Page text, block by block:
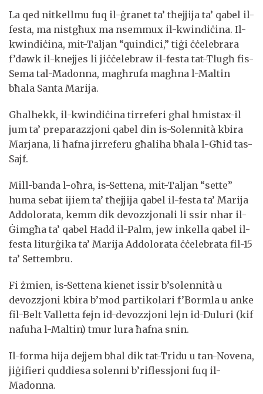
La qed nitkellmu fuq il-ġranet ta’ tħejjija ta’ qabel il-
festa, ma nistgħux ma nsemmux il-kwindiċina. Il-
kwindiċina, mit-Taljan “quindici,” tiġi ċċelebrara
f’dawk il-knejjes li jiċċelebraw il-festa tat-Tlugħ fis-
Sema tal-Madonna, magħrufa magħna l-Maltin
bħala Santa Marija.
Għalhekk, il-kwindiċina tirreferi għal ħmistax-il
jum ta’ preparazzjoni qabel din is-Solennità kbira
Marjana, li ħafna jirreferu għaliha bħala l-Għid tas-
Sajf.
Mill-banda l-oħra, is-Settena, mit-Taljan “sette”
huma sebat ijiem ta’ tħejjija qabel il-festa ta’ Marija
Addolorata, kemm dik devozzjonali li ssir nhar il-
Ġimgħa ta’ qabel Ħadd il-Palm, jew inkella qabel il-
festa liturġika ta’ Marija Addolorata ċċelebrata fil-15
ta’ Settembru.
Fi żmien, is-Settena kienet issir b’solennità u
devozzjoni kbira b’mod partikolari f’Bormla u anke
fil-Belt Valletta fejn id-devozzjoni lejn id-Duluri (kif
nafuha l-Maltin) tmur lura ħafna snin.
Il-forma hija dejjem bħal dik tat-Tridu u tan-Novena,
jiġifieri quddiesa solenni b’riflessjoni fuq il-
Madonna.